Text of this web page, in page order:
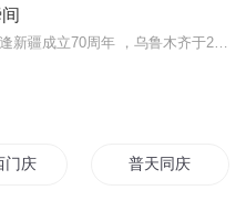
门庆 普天同庆